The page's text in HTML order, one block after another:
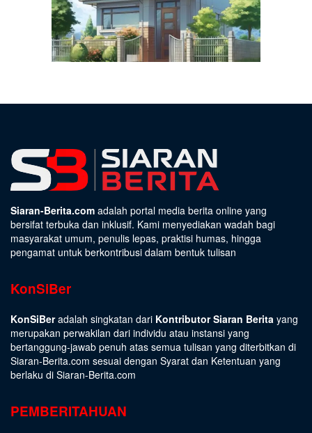
Siaran-Berita.com adalah portal media berita online yang
bersifat terbuka dan inklusif. Kami menyediakan wadah bagi
masyarakat umum, penulis lepas, praktisi humas, hingga
pengamat untuk berkontribusi dalam bentuk tulisan
KonSiBer
KonSiBeradalah singkatan dari Kontributor Siaran Berita yang
merupakan perwakilan dari individu atau instansi yang
bertanggung-jawab penuh atas semua tulisan yang diterbitkan di
Siaran-Berita.com sesuai dengan Syarat dan Ketentuan yang
berlaku di Siaran-Berita.com
PEMBERITAHUAN